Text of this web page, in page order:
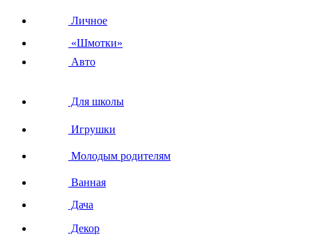
Личное
«Шмотки»
Авто
Для школы
Игрушки
Молодым родителям
Ванная
Дача
Декор